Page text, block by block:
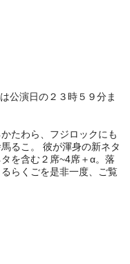
公演日の２３時５９分ま
たわら、フジロックにも
るこ。 彼が渾身の新ネタ
を含む２席~4席＋α。落
らくごを是非一度、ご覧